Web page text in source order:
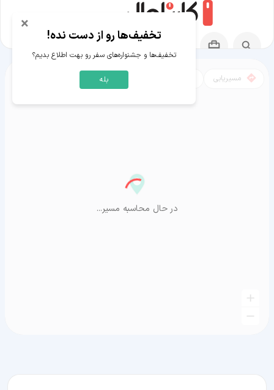
مسیریابی
در حال محاسبه مسیر...
× تخفیف‌ها رو از دست نده!
تخفیف‌ها و جشنواره‌های سفر رو بهت اطلاع بدیم؟
بله